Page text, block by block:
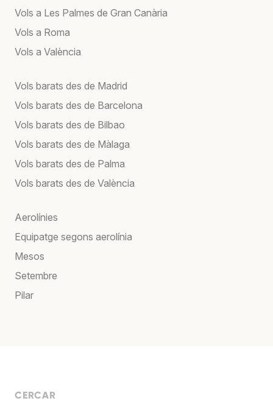
Vols a Les Palmes de Gran Canària
Vols a Roma
Vols a València
Vols barats des de Madrid
Vols barats des de Barcelona
Vols barats des de Bilbao
Vols barats des de Màlaga
Vols barats des de Palma
Vols barats des de València
Aerolínies
Equipatge segons aerolínia
Mesos
Setembre
Pilar
CERCAR